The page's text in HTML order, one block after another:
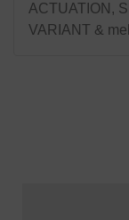
ACTUATION,
VARIANT &